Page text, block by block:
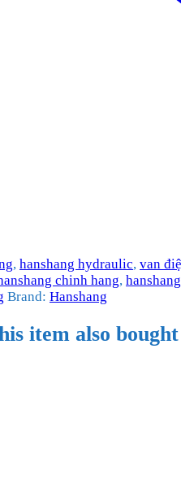
, hanshang hydraulic, van
chinh hang,
Brand: Hanshang
item also bought